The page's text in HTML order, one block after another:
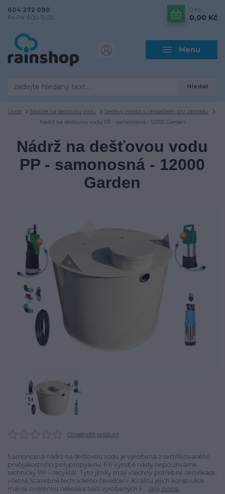
Menu
Hledat
604 272 090
Po-Pá: 9.00-15.00
0 ks
0,00 Kč
Úvod Nádrže na dešťovou vodu
Sestavy nádrží s čerpadlem pro zahradu
Nádrž na dešťovou vodu PP - samonosná - 12000 Garden
Nádrž na dešťovou vodu
PP - samonosná - 12000
Garden
Ohodnotit produkt
Samonosná nádrž na dešťovou vodu je vyrobena z certifikovaného
prvojakostního polypropylenu. Při výrobě nikdy nepoužíváme
technický PP – recyklát. Tyto jímky mají všechny potřebné certifikace,
včetně Stavebně technického osvědčení. Kvalitu jejich konstrukce
máme ověřenou několika tisíci vyrobených k... celý popis